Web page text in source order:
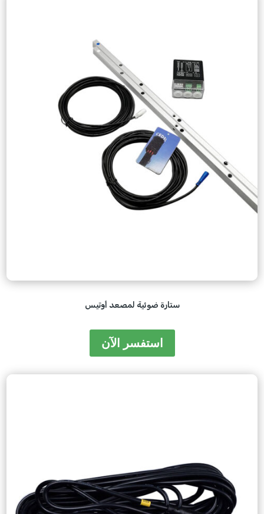
ستارة ضوئية لمصعد أوتيس
استفسر الآن